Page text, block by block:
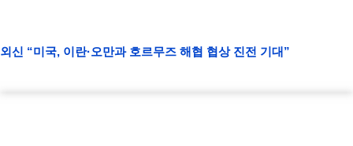
외신 “미국, 이란·오만과 호르무즈 해협 협상 진전 기대”